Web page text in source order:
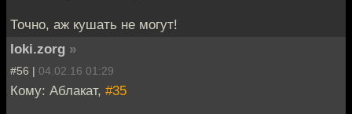
Точно, аж кушать не могут!
loki.zorg »
#56 | 04.02.16 01:29
Кому: Аблакат, #35